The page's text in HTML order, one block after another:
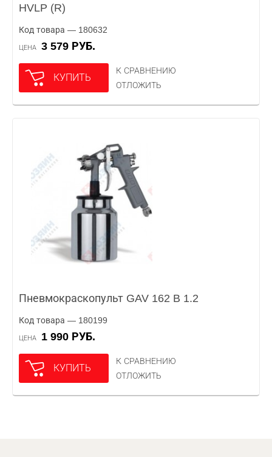
HVLP (R)
Код товара — 180632
ЦЕНА 3 579 РУБ.
КУПИТЬ
К СРАВНЕНИЮ
ОТЛОЖИТЬ
Пневмокраскопульт GAV 162 B 1.2
Код товара — 180199
ЦЕНА 1 990 РУБ.
КУПИТЬ
К СРАВНЕНИЮ
ОТЛОЖИТЬ